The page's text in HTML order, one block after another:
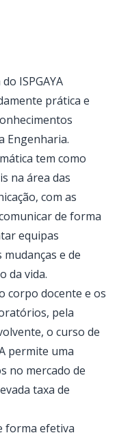
ISPGAYA
prática e
Engenharia.
tem como
na área das
com as
de forma
equipas
e de
da vida.
corpo docente e os
pela
o curso de
permite uma
no mercado de
taxa de
forma efetiva